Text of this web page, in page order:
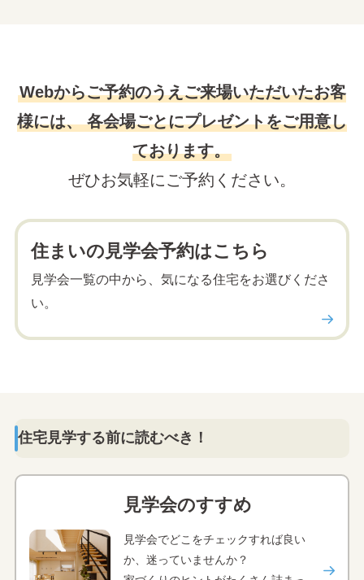
Webからご予約のうえご来場いただいたお客
様には、各会場ごとにプレゼントをご用意し
ております。
ぜひお気軽にご予約ください。
住まいの見学会予約はこちら
見学会一覧の中から、気になる住宅をお選びくださ
い。
住宅見学する前に読むべき！
見学会のすすめ
見学会でどこをチェックすれば良い
か、迷っていませんか？